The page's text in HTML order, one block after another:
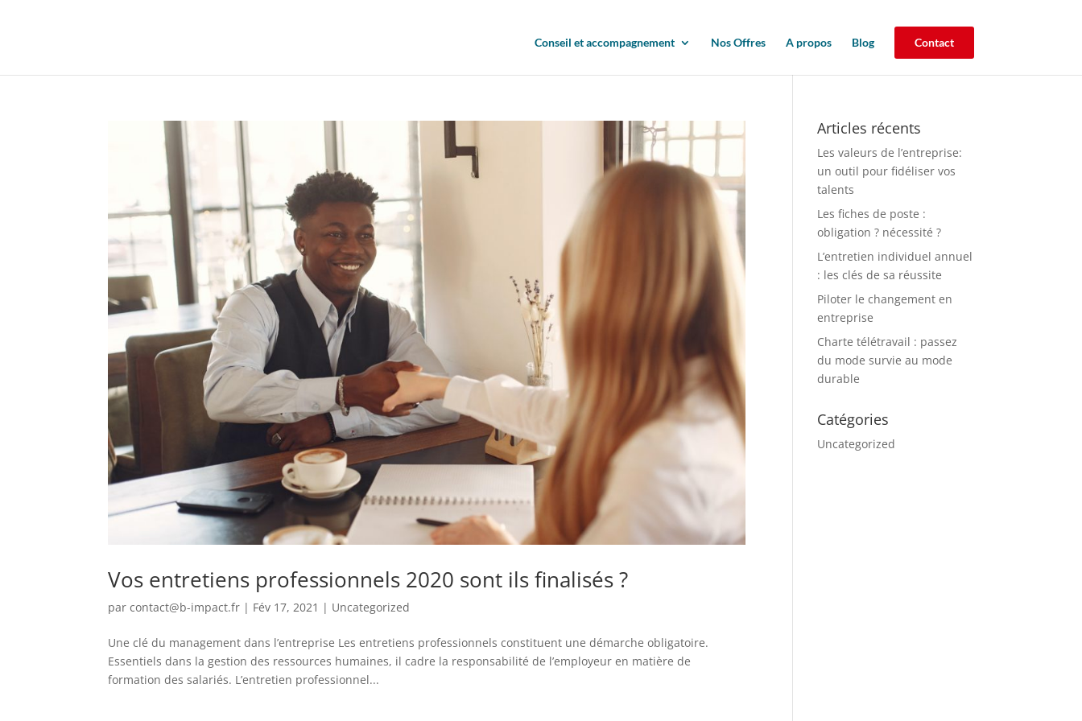
Conseil et accompagnement Nos Offres A propos Blog Contact
Vos entretiens professionnels 2020 sont ils finalisés ?
parcontact@b-impact.fr | Fév 17, 2021 | Uncategorized
Une clé du management dans l’entreprise Les entretiens professionnels constituent une démarche obligatoire.
Essentiels dans la gestion des ressources humaines, il cadre la responsabilité de l’employeur en matière de
formation des salariés. L’entretien professionnel...
Articles récents
Les valeurs de l’entreprise:
un outil pour fidéliser vos
talents
Les fiches de poste :
obligation ? nécessité ?
L’entretien individuel annuel
: les clés de sa réussite
Piloter le changement en
entreprise
Charte télétravail : passez
du mode survie au mode
durable
Catégories
Uncategorized